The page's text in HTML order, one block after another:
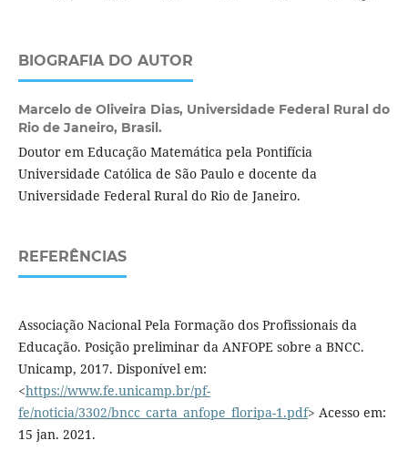
BIOGRAFIA DO AUTOR
Marcelo de Oliveira Dias, Universidade Federal Rural do
Rio de Janeiro, Brasil.
Doutor em Educação Matemática pela Pontifícia
Universidade Católica de São Paulo e docente da
Universidade Federal Rural do Rio de Janeiro.
REFERÊNCIAS
Associação Nacional Pela Formação dos Profissionais da
Educação. Posição preliminar da ANFOPE sobre a BNCC.
Unicamp, 2017. Disponível em:
<https://www.fe.unicamp.br/pf-
fe/noticia/3302/bncc_carta_anfope_floripa-1.pdf> Acesso em:
15 jan. 2021.